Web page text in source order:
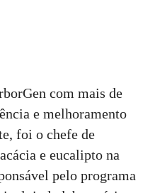
com mais de
e melhoramento
foi o chefe de
e eucalipto na
pelo programa